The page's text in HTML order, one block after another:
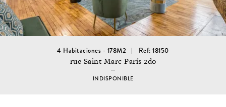
4 Habitaciones - 178M2 Ref: 18150
rue Saint Marc París 2do
INDISPONIBLE